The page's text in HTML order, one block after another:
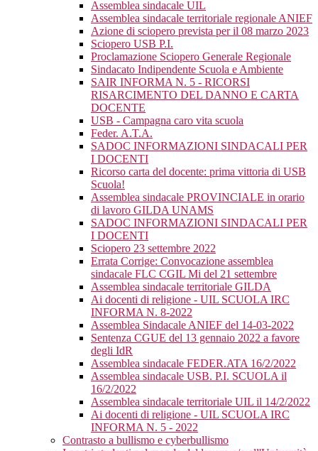
Assemblea sindacale UIL
Assemblea sindacale territoriale regionale ANIEF
Azione di sciopero prevista per il 08 marzo 2023
Sciopero USB P.I.
Proclamazione Sciopero Generale Regionale
Sindacato Indipendente Scuola e Ambiente
SAIR INFORMA N. 5 - RICORSI
RISARCIMENTO DEL DANNO E CARTA
DOCENTE
USB - Campagna caro vita scuola
Feder. A.T.A.
SADOC INFORMAZIONI SINDACALI PER
I DOCENTI
Ricorso carta del docente: prima vittoria di USB
Scuola!
Assemblea sindacale PROVINCIALE in orario
di lavoro GILDA UNAMS
SADOC INFORMAZIONI SINDACALI PER
I DOCENTI
Sciopero 23 settembre 2022
Errata Corrige: Convocazione assemblea
sindacale FLC CGIL Mi del 21 settembre
Assemblea sindacale territoriale GILDA
Ai docenti di religione - UIL SCUOLA IRC
INFORMA N. 8-2022
Assemblea Sindacale ANIEF del 14-03-2022
Sentenza CGUE del 13 gennaio 2022 a favore
degli IdR
Assemblea sindacale FEDER.ATA 16/2/2022
Assemblea sindacale USB. P.I. SCUOLA il
16/2/2022
Assemblea sindacale territoriale UIL il 14/2/2022
Ai docenti di religione - UIL SCUOLA IRC
INFORMA N. 5 - 2022
Contrasto a bullismo e cyberbullismo